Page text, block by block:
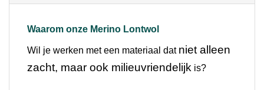
Waarom onze Merino Lontwol
Wil je werken met een materiaal dat niet alleen
zacht, maar ook milieuvriendelijk is?